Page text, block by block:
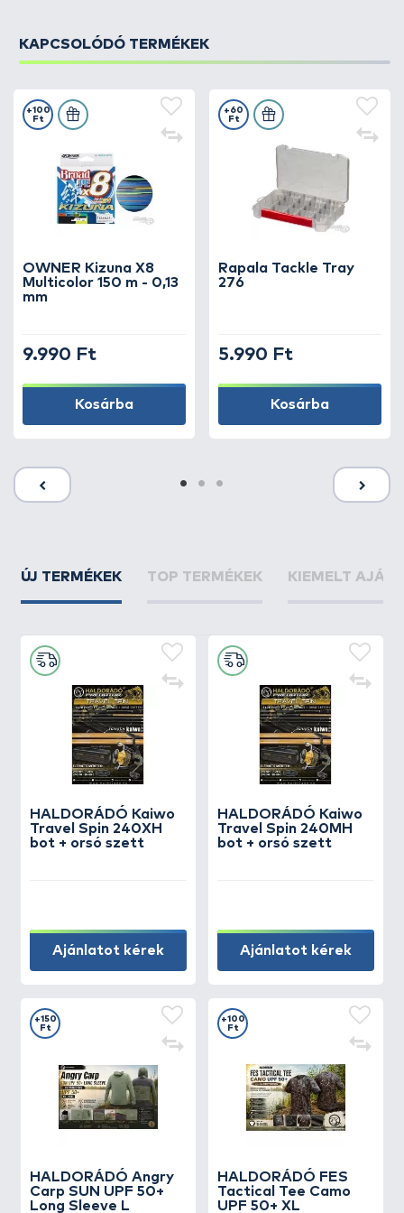
KAPCSOLÓDÓ TERMÉKEK
OWNER Kizuna X8
Multicolor 150 m - 0,13
mm
+100
Ft
9.990 Ft
Kosárba
Rapala Tackle Tray
276
+60
Ft
5.990 Ft
Kosárba
ÚJ TERMÉKEK TOP TERMÉKEK KIEMELT
HALDORÁDÓ Kaiwo
Travel Spin 240XH
bot + orsó szett
Ajánlatot kérek
HALDORÁDÓ Kaiwo
Travel Spin 240MH
bot + orsó szett
Ajánlatot kérek
HALDORÁDÓ Angry
Carp SUN UPF 50+
Long Sleeve L
+150
Ft
HALDORÁDÓ FES
Tactical Tee Camo
UPF 50+ XL
+100
Ft